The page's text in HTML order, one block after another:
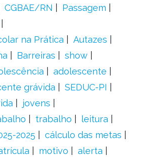
CGBAE/RN
Passagem
na Prática
Autazes
Barreiras
show
adolescente
grávida
SEDUC-PI
jovens
trabalho
leitura
2025
cálculo das metas
motivo
alerta